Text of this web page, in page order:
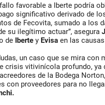
favorable a Iberte podría
significativo derivado de
de Fecovita, sumado a los
su ilegítimo actuar”, asegura
de Iberte y Evisa en las
un caso que se mira con
crisis vitivinícola profundo, ya
de la Bodega
con proveedores para no